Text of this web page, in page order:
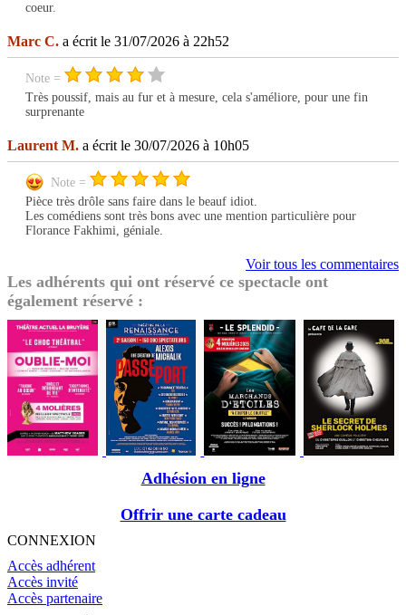
coeur.
Marc C. a écrit le 31/07/2026 à 22h52
Note =
Très poussif, mais au fur et à mesure, cela s'améliore, pour une fin
surprenante
Laurent M. a écrit le 30/07/2026 à 10h05
Note =
Pièce très drôle sans faire dans le beauf idiot.
Les comédiens sont très bons avec une mention particulière pour
Florance Fakhimi, géniale.
Voir tous les commentaires
Les adhérents qui ont réservé ce spectacle ont
également réservé :
Adhésion en ligne
Offrir une carte cadeau
CONNEXION
Accès adhérent
Accès invité
Accès partenaire